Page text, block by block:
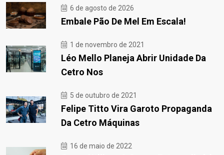
6 de agosto de 2026
Embale Pão De Mel Em Escala!
1 de novembro de 2021
Léo Mello Planeja Abrir Unidade Da
Cetro Nos
5 de outubro de 2021
Felipe Titto Vira Garoto Propaganda
Da Cetro Máquinas
16 de maio de 2022